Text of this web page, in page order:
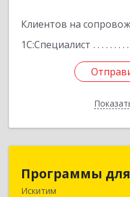
Клиентов на
1С:Специалист
Программы
Искитим